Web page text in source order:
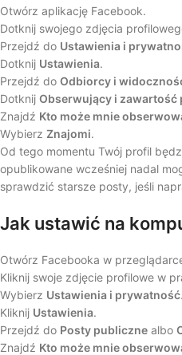
Otwórz aplikację Facebook.
Dotknij swojego zdjęcia
Przejdź do Ustawienia i
Dotknij Ustawienia.
Przejdź do Odbiorcy i
Dotknij Obserwujący i zawartość
Znajdź Kto może mnie
Wybierz Znajomi.
Od tego momentu Twój profil
opublikowane wcześniej nadal
sprawdzić starsze posty, jeśli
Jak ustawić na
Otwórz Facebooka w
Kliknij swoje zdjęcie profilowe w
Wybierz Ustawienia i prywatność.
Kliknij Ustawienia.
Przejdź do Posty publiczne albo
Znajdź Kto może mnie